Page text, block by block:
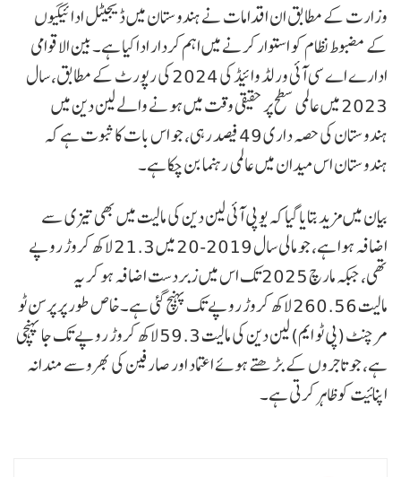
وزارت کے مطابق ان اقدامات نے ہندوستان میں ڈیجیٹل ادائیگیوں
کے مضبوط نظام کو استوار کرنے میں اہم کردار ادا کیا ہے۔ بین الاقوامی
ادارے اے سی آئی ورلڈ وائیڈ کی 2024 کی رپورٹ کے مطابق، سال
2023 میں عالمی سطح پر حقیقی وقت میں ہونے والے لین دین میں
ہندوستان کی حصہ داری 49 فیصد رہی، جو اس بات کا ثبوت ہے کہ
ہندوستان اس میدان میں عالمی رہنما بن چکا ہے۔
بیان میں مزید بتایا گیا کہ یو پی آئی لین دین کی مالیت میں بھی تیزی سے
اضافہ ہوا ہے، جو مالی سال 2019-20 میں 21.3 لاکھ کروڑ روپے
تھی، جبکہ مارچ 2025 تک اس میں زبردست اضافہ ہو کر یہ
مالیت 260.56 لاکھ کروڑ روپے تک پہنچ گئی ہے۔خاص طور پر پرسن ٹو
مرچنٹ (پی ٹو ایم) لین دین کی مالیت 59.3 لاکھ کروڑ روپے تک جا پہنچی
ہے، جو تاجروں کے بڑھتے ہوئے اعتماد اور صارفین کی بھروسے مندانہ
اپنائیت کو ظاہر کرتی ہے۔